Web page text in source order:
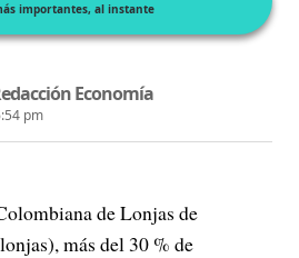
importantes, al instante
Economía
pm
de Lonjas de
más del 30 % de